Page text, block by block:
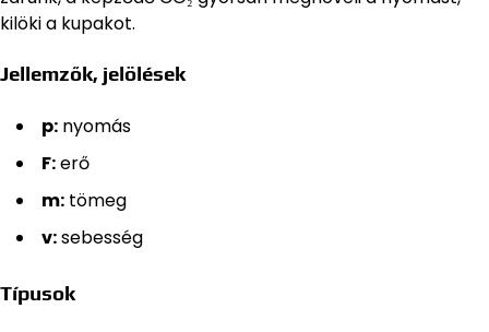
kilöki a kupakot.
Jellemzők, jelölések
p: nyomás
F:erő
m: tömeg
v:sebesség
Típusok